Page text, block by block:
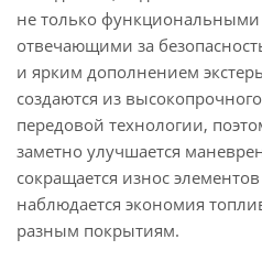
не только
отвечающими за
и ярким дополнением
создаются из
передовой технологии,
заметно улучшается
сокращается износ
наблюдается экономия
разным покрытиям.